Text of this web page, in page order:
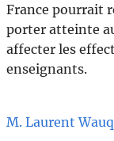
France pourrait
porter atteinte
affecter les
enseignants.
M. Laurent